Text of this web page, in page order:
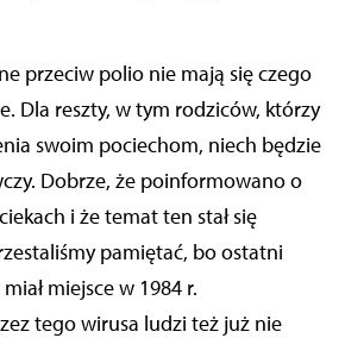
przeciw polio nie mają się czego
Dla reszty, w tym rodziców, którzy
swoim pociechom, niech będzie
Dobrze, że poinformowano o
i że temat ten stał się
pamiętać, bo ostatni
miejsce w 1984 r.
tego wirusa ludzi też już nie